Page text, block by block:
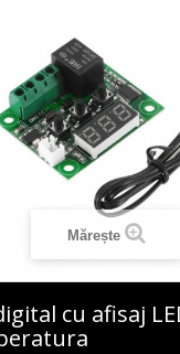
Mărește
cu afisaj